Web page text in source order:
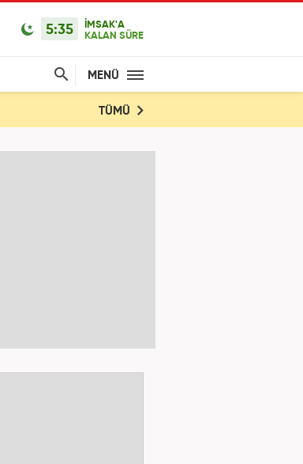
5:35
İMSAK'A
KALAN SÜRE
MENÜ
TÜMÜ